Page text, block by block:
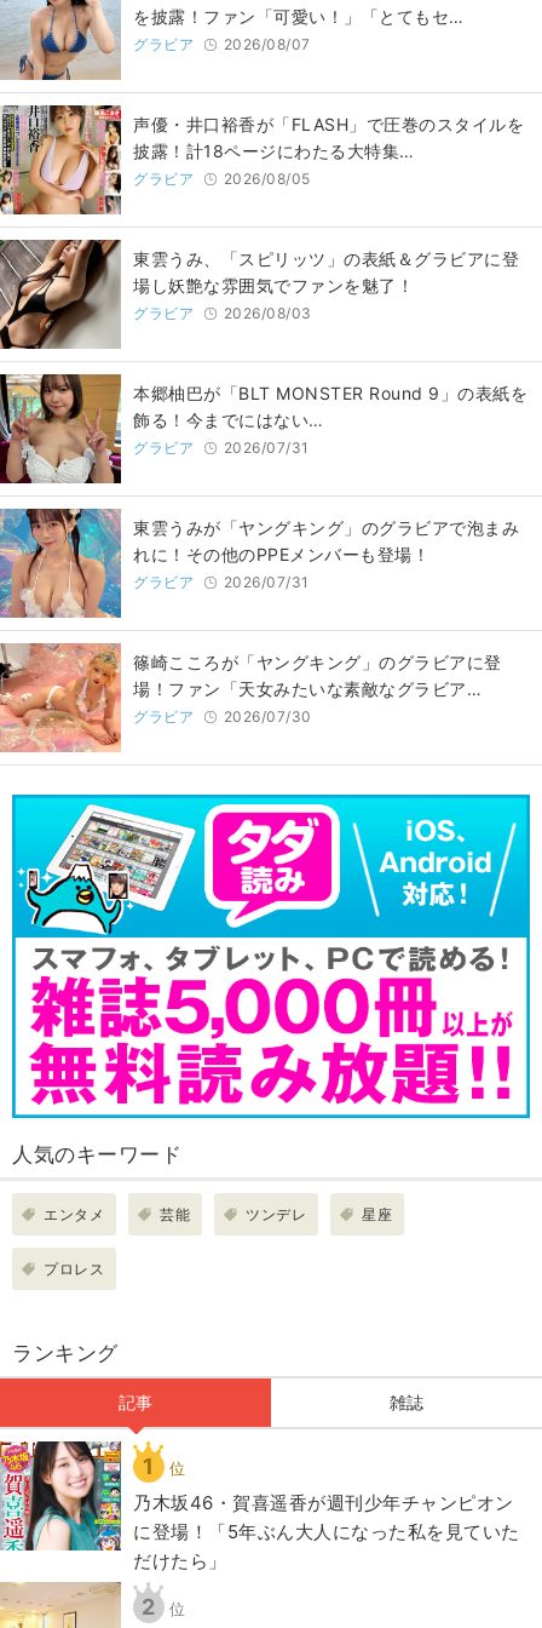
を披露！ファン「可愛い！」「とてもセ…
グラビア 2026/08/07
声優・井口裕香が「FLASH」で圧巻のスタイルを
披露！計18ページにわたる大特集…
グラビア 2026/08/05
東雲うみ、「スピリッツ」の表紙＆グラビアに登
場し妖艶な雰囲気でファンを魅了！
グラビア 2026/08/03
本郷柚巴が「BLT MONSTER Round 9」の表紙を
飾る！今までにはない…
グラビア 2026/07/31
東雲うみが「ヤングキング」のグラビアで泡まみ
れに！その他のPPEメンバーも登場！
グラビア 2026/07/31
篠崎こころが「ヤングキング」のグラビアに登
場！ファン「天女みたいな素敵なグラビア…
グラビア 2026/07/30
人気のキーワード
エンタメ 芸能 ツンデレ 星座
プロレス
ランキング
記事 雑誌
1 位
乃木坂46・賀喜遥香が週刊少年チャンピオン
に登場！「5年ぶん大人になった私を見ていた
だけたら」
2 位